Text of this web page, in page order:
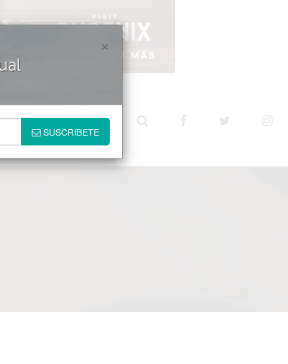
DESTINOS
×
SUSCRIBETE